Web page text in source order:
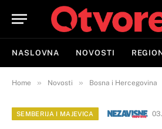
NASLOVNA NOVOSTI
Home » Novosti » Bosna i Hercegovina
SEMBERIJA I MAJEVICA